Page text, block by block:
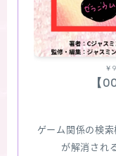
￥
【
ゲーム関係の検
が解消され